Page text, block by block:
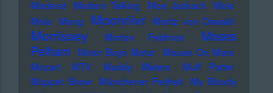
Moderat Modern Talking Moe Jacksch
Mois
Mola
Moog Moonriivr Moritz von Oswald
Morrissey Morton Feldman
Moses
Pelham
Motor Boys Motor
Mouse On Mars
Mozart
MTV Muddy Waters
Muff Potter
Muppet Show
Münchener Freiheit
My Bloody